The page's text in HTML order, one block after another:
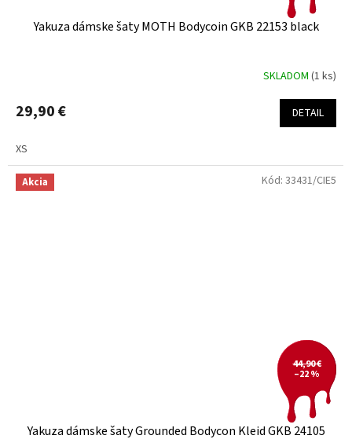
Yakuza dámske šaty MOTH Bodycoin GKB 22153 black
SKLADOM (1 ks)
29,90 € DETAIL
XS
Akcia
44,90 €
–22 %
Yakuza dámske šaty Grounded Bodycon Kleid GKB 24105
Kód: 33431/CIE5